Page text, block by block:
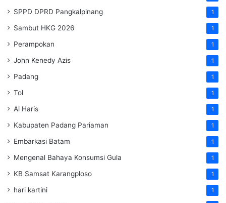
SPPD DPRD Pangkalpinang 1
Sambut HKG 2026 1
Perampokan 1
John Kenedy Azis 1
Padang 1
Tol 1
Al Haris 1
Kabupaten Padang Pariaman 1
Embarkasi Batam 1
Mengenal Bahaya Konsumsi Gula 1
KB Samsat Karangploso 1
hari kartini 1